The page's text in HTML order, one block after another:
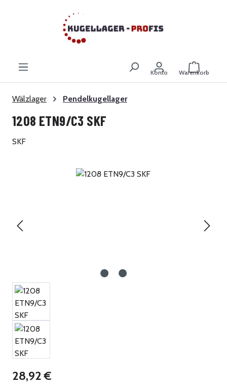
Zum Hauptinhalt springen
Konto Warenkorb
Wälzlager Pendelkugellager
1208 ETN9/C3 SKF
SKF
Bildergalerie überspringen
Regulärer Preis:
28,92 €